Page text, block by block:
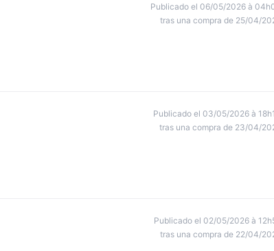
Publicado el 06/05/2026 à
tras una compra de 25/04/
Publicado el 03/05/2026 à
tras una compra de 23/04/
Publicado el 02/05/2026 à
tras una compra de 22/04/